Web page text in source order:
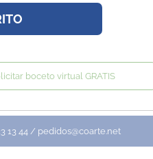
boceto virtual GRATIS
13 44 / pedidos@coarte.net